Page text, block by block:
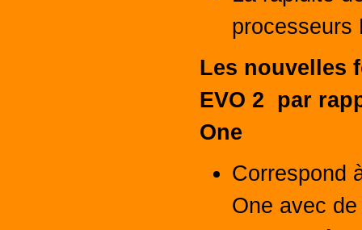
processeurs
Les nouvelles
EVO 2 par
One
Correspond
One avec